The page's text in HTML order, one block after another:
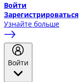
Войти
Зарегистрироваться
Узнайте больше
Войти